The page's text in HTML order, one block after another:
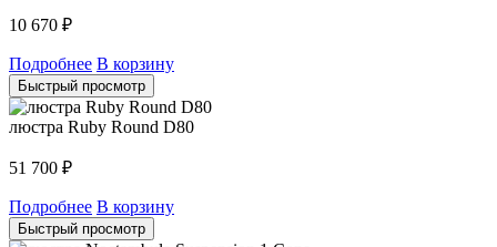
10 670 ₽
Подробнее В корзину
Быстрый просмотр
люстра Ruby Round D80
51 700 ₽
Подробнее В корзину
Быстрый просмотр